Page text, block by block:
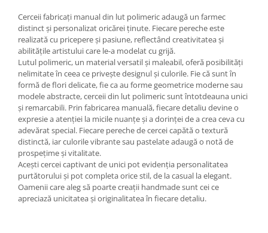
Cerceii fabricați manual din lut polimeric adaugă un farmec
distinct și personalizat oricărei ținute. Fiecare pereche este
realizată cu pricepere și pasiune, reflectând creativitatea și
abilitățile artistului care le-a modelat cu grijă.
Lutul polimeric, un material versatil și maleabil, oferă posibilități
nelimitate în ceea ce privește designul și culorile. Fie că sunt în
formă de flori delicate, fie ca au forme geometrice moderne sau
modele abstracte, cerceii din lut polimeric sunt întotdeauna unici
și remarcabili. Prin fabricarea manuală, fiecare detaliu devine o
expresie a atenției la micile nuanțe și a dorinței de a crea ceva cu
adevărat special. Fiecare pereche de cercei capătă o textură
distinctă, iar culorile vibrante sau pastelate adaugă o notă de
prospețime și vitalitate.
Acești cercei captivant de unici pot evidenția personalitatea
purtătorului și pot completa orice stil, de la casual la elegant.
Oamenii care aleg să poarte creații handmade sunt cei ce
apreciază unicitatea și originalitatea în fiecare detaliu.